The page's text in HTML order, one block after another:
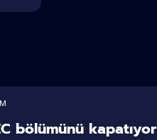
M
bölümünü kapatıyor